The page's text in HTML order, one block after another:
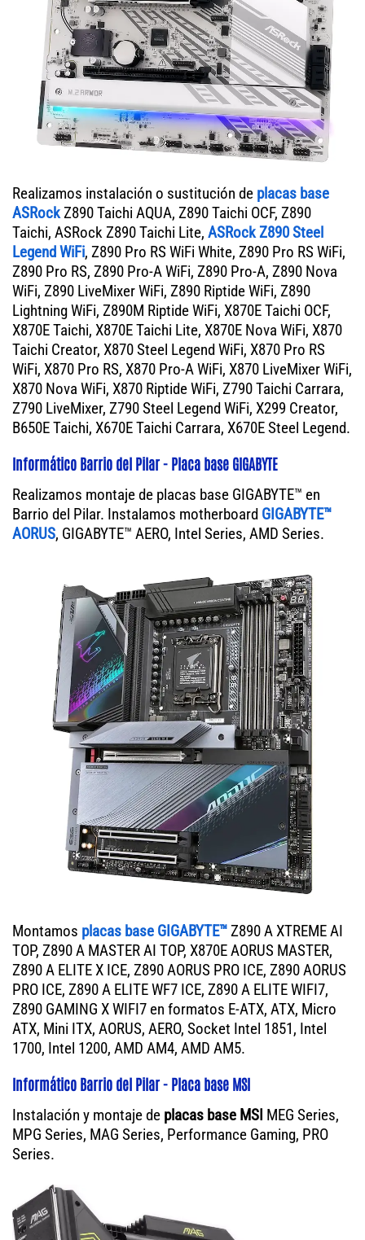
Realizamos instalación o sustitución de placas base
ASRockZ890 Taichi AQUA, Z890 Taichi OCF, Z890
Taichi, ASRock Z890 Taichi Lite, ASRock Z890 Steel
Legend WiFi, Z890 Pro RS WiFi White, Z890 Pro RS WiFi,
Z890 Pro RS, Z890 Pro-A WiFi, Z890 Pro-A, Z890 Nova
WiFi, Z890 LiveMixer WiFi, Z890 Riptide WiFi, Z890
Lightning WiFi, Z890M Riptide WiFi, X870E Taichi OCF,
X870E Taichi, X870E Taichi Lite, X870E Nova WiFi, X870
Taichi Creator, X870 Steel Legend WiFi, X870 Pro RS
WiFi, X870 Pro RS, X870 Pro-A WiFi, X870 LiveMixer WiFi,
X870 Nova WiFi, X870 Riptide WiFi, Z790 Taichi Carrara,
Z790 LiveMixer, Z790 Steel Legend WiFi, X299 Creator,
B650E Taichi, X670E Taichi Carrara, X670E Steel Legend.
Informático Barrio del Pilar - Placa base GIGABYTE
Realizamos montaje de placas base GIGABYTE™ en
Barrio del Pilar. Instalamos motherboard GIGABYTE™
AORUS, GIGABYTE™ AERO, Intel Series, AMD Series.
Montamos placas base GIGABYTE™Z890 A XTREME AI
TOP, Z890 A MASTER AI TOP, X870E AORUS MASTER,
Z890 A ELITE X ICE, Z890 AORUS PRO ICE, Z890 AORUS
PRO ICE, Z890 A ELITE WF7 ICE, Z890 A ELITE WIFI7,
Z890 GAMING X WIFI7 en formatos E-ATX, ATX, Micro
ATX, Mini ITX, AORUS, AERO, Socket Intel 1851, Intel
1700, Intel 1200, AMD AM4, AMD AM5.
Informático Barrio del Pilar - Placa base MSI
Instalación y montaje de placas base MSI MEG Series,
MPG Series, MAG Series, Performance Gaming, PRO
Series.